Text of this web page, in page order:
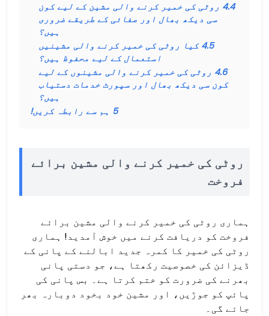
4.4 روٹی کی خمیر کرنے والی مشین کے لیے کون
سی دیکھ بھال اور صفائی کے طریقے ضروری
ہیں؟
4.5 کیا روٹی کی خمیر کرنے والی مشینیں
استعمال کے لیے محفوظ ہیں؟
4.6 روٹی کی خمیر کرنے والی مشینوں کے لیے
کون سی دیکھ بھال اور سپورٹ خدمات دستیاب
ہیں؟
5 ہم سے رابطہ کریں!
روٹی کی خمیر کرنے والی مشین برائے
فروخت
ہماری روٹی کی خمیر کرنے والی مشین برائے
فروخت کو دریافت کرنے میں خوش آمدید! ہماری
روٹی کی خمیر کا کمرہ جدید ابالنے کے پانی کے
ڈیزائن کی خصوصیت رکھتا ہے، جو دستی پانی
بھرنے کی ضرورت کو ختم کرتا ہے۔ بس پانی کی
پائپ کو جوڑیں، اور مشین خود بخود دوبارہ بھر
جائے گی۔